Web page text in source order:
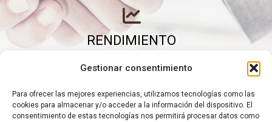
Gestionar consentimiento
Para ofrecer las mejores experiencias, utilizamos tecnologías como las
cookies para almacenar y/o acceder a la información del dispositivo. El
consentimiento de estas tecnologías nos permitirá procesar datos como
RENDIMIENTO
Elimine gastos inútiles y saque el máximo partido a